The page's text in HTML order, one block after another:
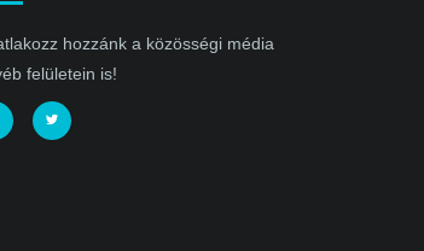
hozzánk a közösségi média
felületein is!